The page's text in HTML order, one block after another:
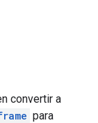
convertir a
para